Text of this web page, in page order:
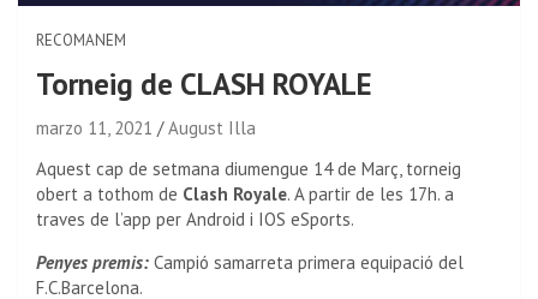
RECOMANEM
Torneig de CLASH ROYALE
marzo 11, 2021
August Illa
Aquest cap de setmana diumengue 14 de Març, torneig
obert a tothom de Clash Royale. A partir de les 17h. a
traves de l’app per Android i IOS eSports.
Penyes premis: Campió samarreta primera equipació del
F.C.Barcelona.